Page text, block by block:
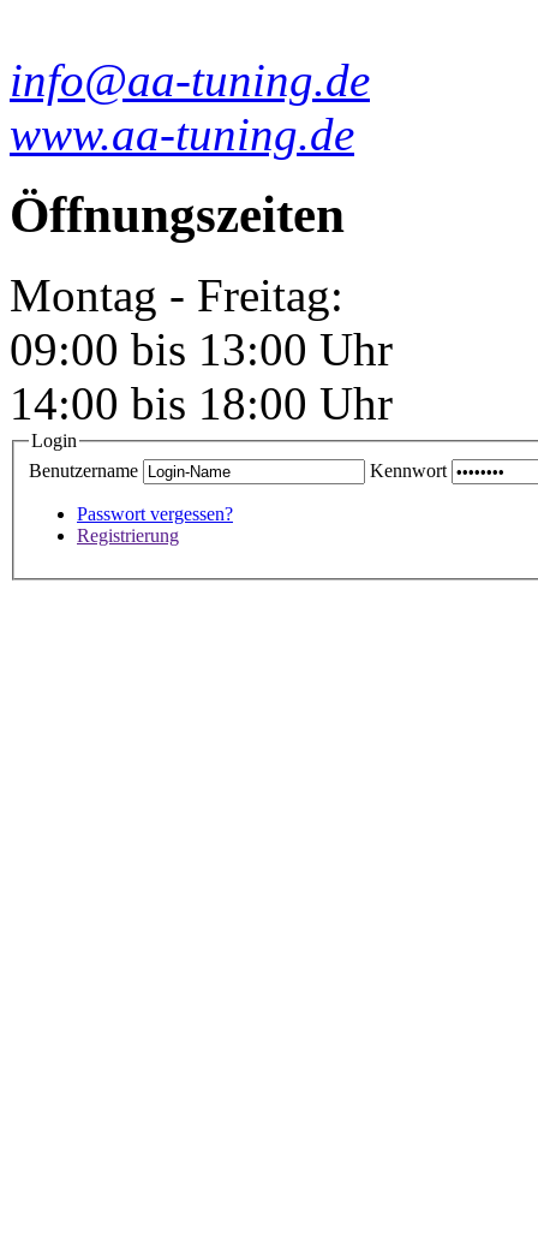
info@aa-tuning.de
www.aa-tuning.de
Öffnungszeiten
Montag - Freitag:
09:00 bis 13:00 Uhr
14:00 bis 18:00 Uhr
Login
Benutzername
Kennwort
Passwort vergessen?
Registrierung